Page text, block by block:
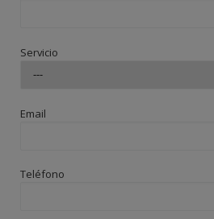
Servicio
Email
Teléfono